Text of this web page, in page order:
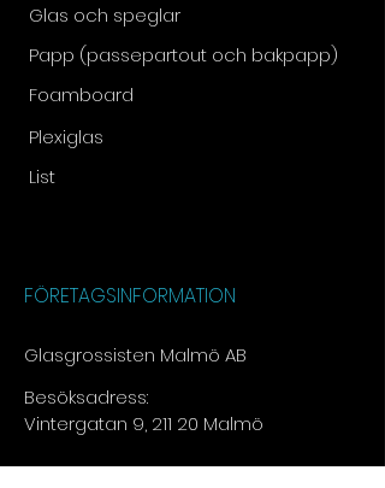
Glas och speglar
Papp (passepartout och bakpapp)
Foamboard
Plexiglas
List
FÖRETAGSINFORMATION
Glasgrossisten Malmö AB
Besöksadress:
Vintergatan 9, 211 20 Malmö
Tel:073 - 030 13 15​